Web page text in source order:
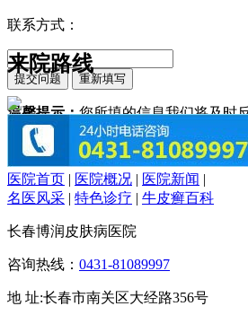
联系方式：
温馨提示：您所填的信息我们将及时
于您的个人信息我们承诺绝对保密！
来院路线
医院首页 | 医院概况 | 医院新闻 |
名医风采 | 特色诊疗 | 牛皮癣百科
长春博润皮肤病医院
咨询热线： 0431-81089997
地 址:长春市南关区大经路356号